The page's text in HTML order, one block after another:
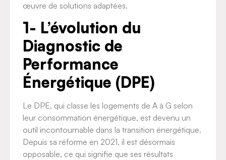
œuvre de solutions adaptées.
1- L’évolution du
Diagnostic de
Performance
Énergétique (DPE)
Le DPE, qui classe les logements de A à G selon
leur consommation énergétique, est devenu un
outil incontournable dans la transition énergétique.
Depuis sa réforme en 2021, il est désormais
opposable, ce qui signifie que ses résultats